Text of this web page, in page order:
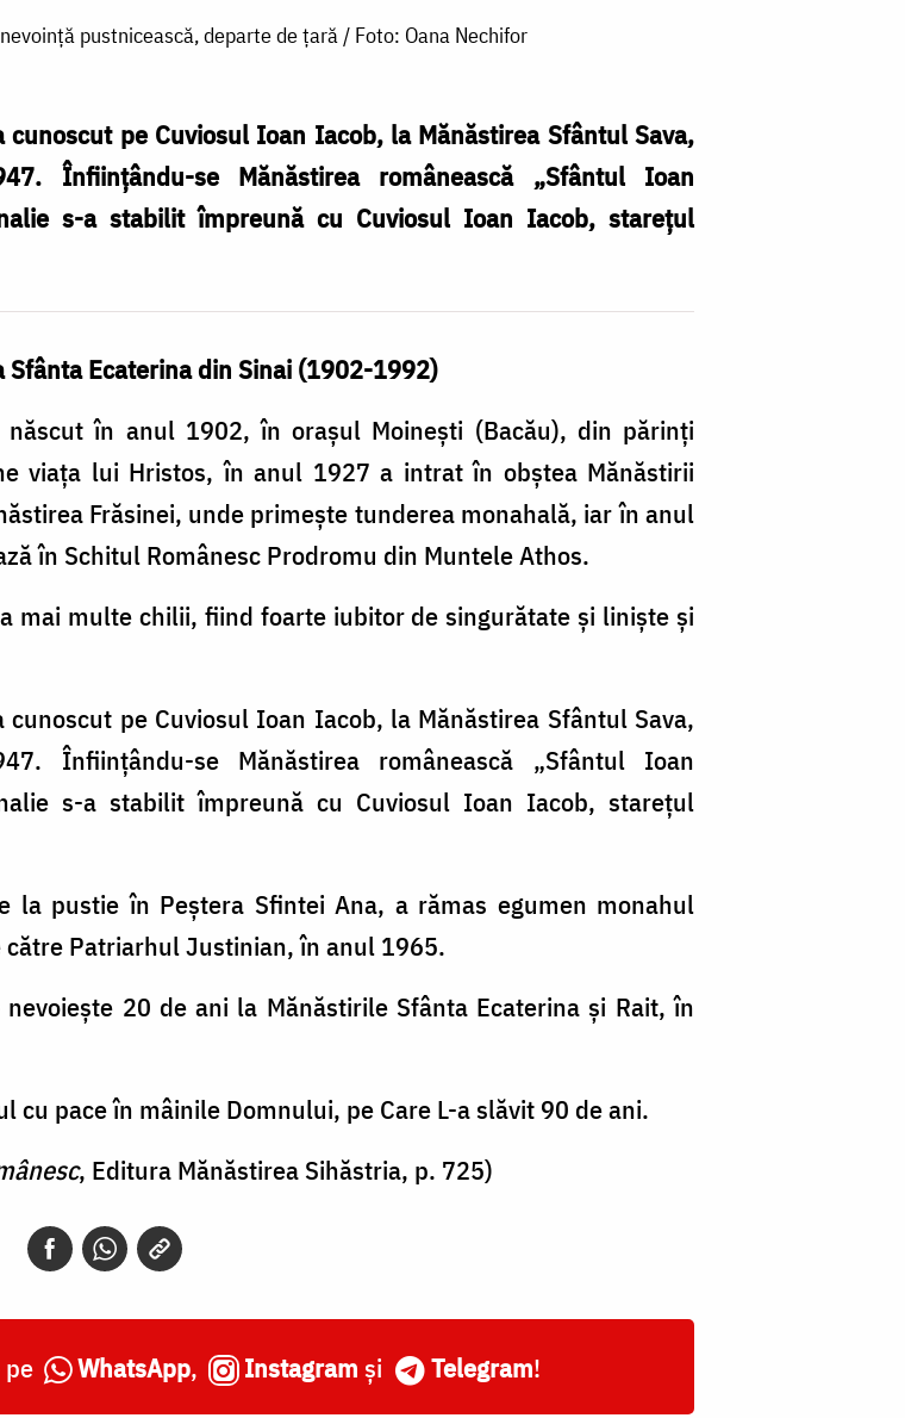
pustnicească, departe de țară / Foto: Oana Nechifor
pe Cuviosul Ioan Iacob, la Mănăstirea Sfântul Sava,
Înfiinţându-se Mănăstirea românească „Sfântul Ioan
s-a stabilit împreună cu Cuviosul Ioan Iacob, stareţul
Ecaterina din Sinai (1902-1992)
în anul 1902, în oraşul Moineşti (Bacău), din părinţi
viaţa lui Hristos, în anul 1927 a intrat în obştea Mănăstirii
Frăsinei, unde primeşte tunderea monahală, iar în anul
în Schitul Românesc Prodromu din Muntele Athos.
mai multe chilii, fiind foarte iubitor de singurătate şi linişte şi
pe Cuviosul Ioan Iacob, la Mănăstirea Sfântul Sava,
Înfiinţându-se Mănăstirea românească „Sfântul Ioan
s-a stabilit împreună cu Cuviosul Ioan Iacob, stareţul
pustie în Peştera Sfintei Ana, a rămas egumen monahul
Patriarhul Justinian, în anul 1965.
20 de ani la Mănăstirile Sfânta Ecaterina şi Rait, în
pace în mâinile Domnului, pe Care L-a slăvit 90 de ani.
, Editura Mănăstirea Sihăstria, p. 725)
WhatsApp, Instagram și Telegram!